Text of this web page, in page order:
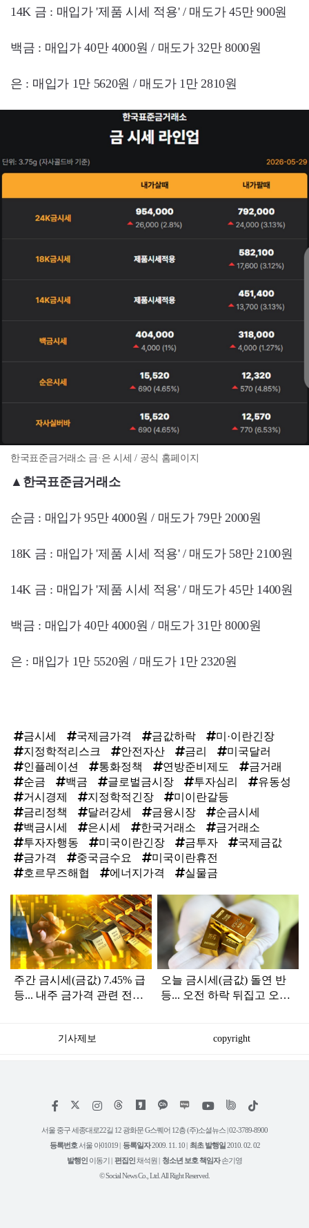
14K 금 : 매입가 '제품 시세 적용' / 매도가 45만 900원
백금 : 매입가 40만 4000원 / 매도가 32만 8000원
은 : 매입가 1만 5620원 / 매도가 1만 2810원
한국표준금거래소 금·은 시세 / 공식 홈페이지
▲한국표준금거래소
순금 : 매입가 95만 4000원 / 매도가 79만 2000원
18K 금 : 매입가 '제품 시세 적용' / 매도가 58만 2100원
14K 금 : 매입가 '제품 시세 적용' / 매도가 45만 1400원
백금 : 매입가 40만 4000원 / 매도가 31만 8000원
은 : 매입가 1만 5520원 / 매도가 1만 2320원
금시세 국제금가격 금값하락
미·이란긴장
지정학적리스크
안전자산 금리
미국달러
인플레이션
통화정책 연방준비제도
금거래
순금
백금 글로벌금시장 투자심리
유동성
거시경제
지정학적긴장
미이란갈등
금리정책
달러강세 금융시장
순금시세
백금시세
은시세 한국거래소
금거래소
투자자행동
미국이란긴장 금투자
국제금값
금가격
중국금수요
미국이란휴전
호르무즈해협
에너지가격 실물금
탑
라
인
주간 금시세(금값) 7.45% 급
등... 내주 금가격 관련 전문
오늘 금시세(금값) 돌연 반
등... 오전 하락 뒤집고 오후
기사제보 copyright
페
스
인
타
램
위
트
유
튜
틱
서울 중구 세종대로22길 12 광화문 G스퀘어 12층 (주)소셜뉴스 | 02-3789-8900
등록번호서울 아01019 | 등록일자2009. 11. 10 | 최초 발행일 2010. 02. 02
발행인 이동기 | 편집인채석원 | 청소년 보호 책임자손기영
© Social News Co., Ltd. All Right Reserved.